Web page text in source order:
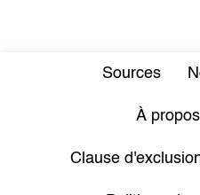
Sources
À
Clause